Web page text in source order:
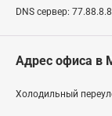
DNS сервер: 77.88.8.8
Адрес офиса в
Холодильный